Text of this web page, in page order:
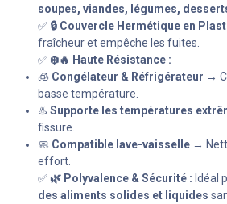
soupes, viandes, légumes,
✅ 🔒 Couvercle Hermétique en
fraîcheur et empêche les fuites.
✅ ❄️🔥 Haute Résistance :
🧊 Congélateur & Réfrigérateur →
basse température.
♨️ Supporte les températures
fissure.
🧼 Compatible lave-vaisselle →
effort.
✅ 🌿 Polyvalence & Sécurité : Idéal
des aliments solides et liquides